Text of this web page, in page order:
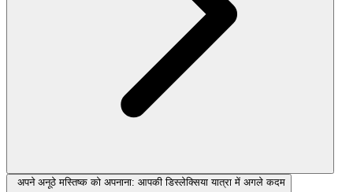
अपने अनूठे मस्तिष्क को अपनाना: आपकी डिस्लेक्सिया यात्रा में अगले कदम